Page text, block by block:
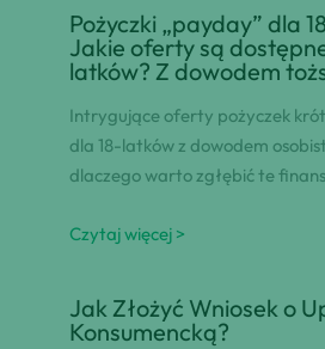
Pożyczki „payday” dla
Jakie oferty są
latków? Z dowodem
Intrygujące oferty pożyczek
dla 18-latków z dowodem
dlaczego warto zgłębić te
Czytaj więcej >
Jak Złożyć Wniosek o
Konsumencką?